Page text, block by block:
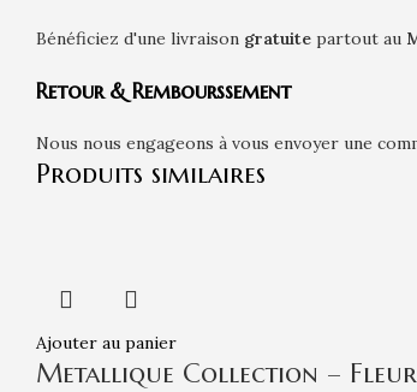
Bénéficiez d'une livraison gratuite partout au
Retour & Rembourssement
Nous nous engageons à vous envoyer une
Produits similaires
Ajouter au panier
Metallique Collection – Fleur